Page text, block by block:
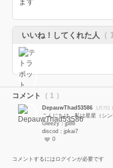
いいね！してくれた人 （
コメント （ 1 ）
DepauwThad53586 1月7日
こんにちは、私は星星（シ
Gleezy：jp88
discod：jpkai7
0
コメントするにはログインが必要です